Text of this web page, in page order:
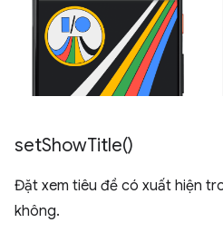
setShowTitle()
Đặt xem tiêu đề có xuất hiện
không.